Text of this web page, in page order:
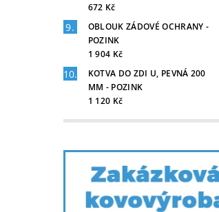
672 Kč
OBLOUK ZÁDOVÉ OCHRANY -
POZINK
1 904 Kč
KOTVA DO ZDI U, PEVNÁ 200
MM - POZINK
1 120 Kč